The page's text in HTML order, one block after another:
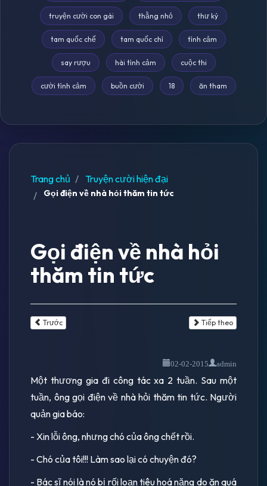
truyện cười con gái thằng nhỏ thư ký
tam quốc chế tam quốc chí tình cảm
say rượu hài tình cảm cuộc thi
cười tình cảm buồn cười 18 ăn tham
Trang chủ Truyện cười hiện đại
Gọi điện về nhà hỏi thăm tin tức
Gọi điện về nhà hỏi
thăm tin tức
Trước Tiếp theo
02-02-2015 admin
Một thương gia đi công tác xa 2 tuần. Sau một
tuần, ông gọi điện về nhà hỏi thăm tin tức. Người
quản gia báo:
- Xin lỗi ông, nhưng chó của ông chết rồi.
- Chó của tôi!!! Làm sao lại có chuyện đó?
- Bác sĩ nói là nó bị rối loạn tiêu hoá nặng do ăn quá